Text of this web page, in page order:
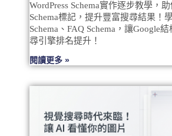
WordPress Schema實作逐步教學，
Schema標記，提升豐富搜尋結果！
Schema、FAQ Schema，讓Google
尋引擎排名提升！
閱讀更多 »